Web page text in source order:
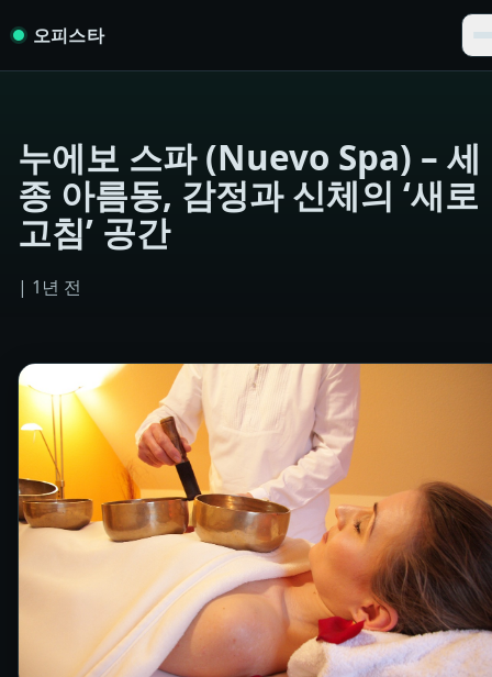
오피스타
누에보 스파 (Nuevo Spa) – 세
종 아름동, 감정과 신체의 ‘새로
고침’ 공간
| 1년 전